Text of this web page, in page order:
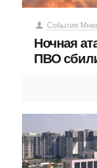
Ночная
ПВО